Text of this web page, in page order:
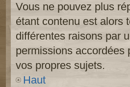
Vous ne pouvez plus
étant contenu est alors
différentes raisons par
permissions accordées
vos propres sujets.
Haut